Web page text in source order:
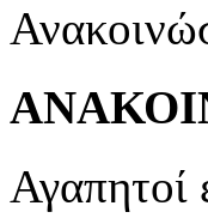
Αγαπητοί